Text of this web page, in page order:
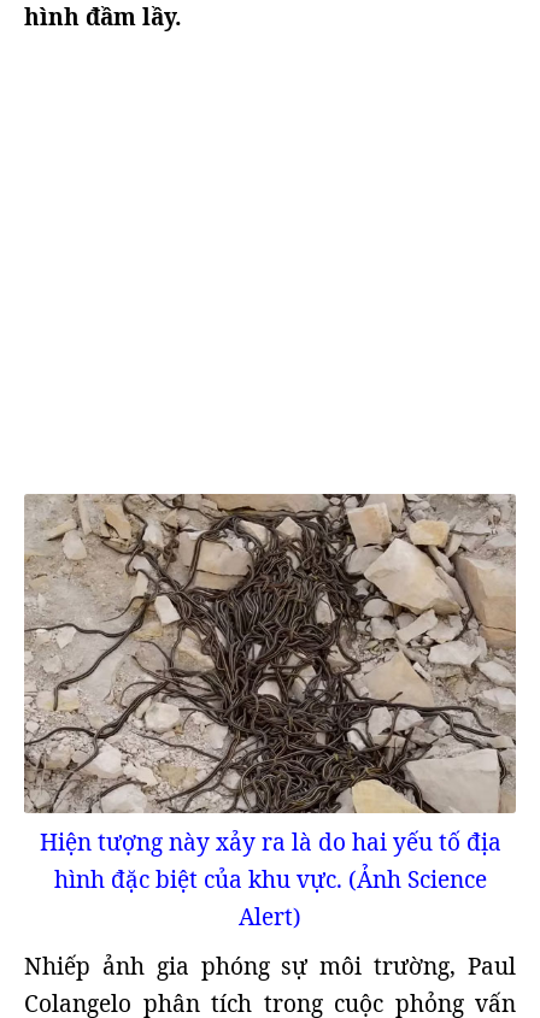
hình đầm lầy.
Hiện tượng này xảy ra là do hai yếu tố địa
hình đặc biệt của khu vực. (Ảnh Science
Alert)
Nhiếp ảnh gia phóng sự môi trường, Paul
Colangelo phân tích trong cuộc phỏng vấn